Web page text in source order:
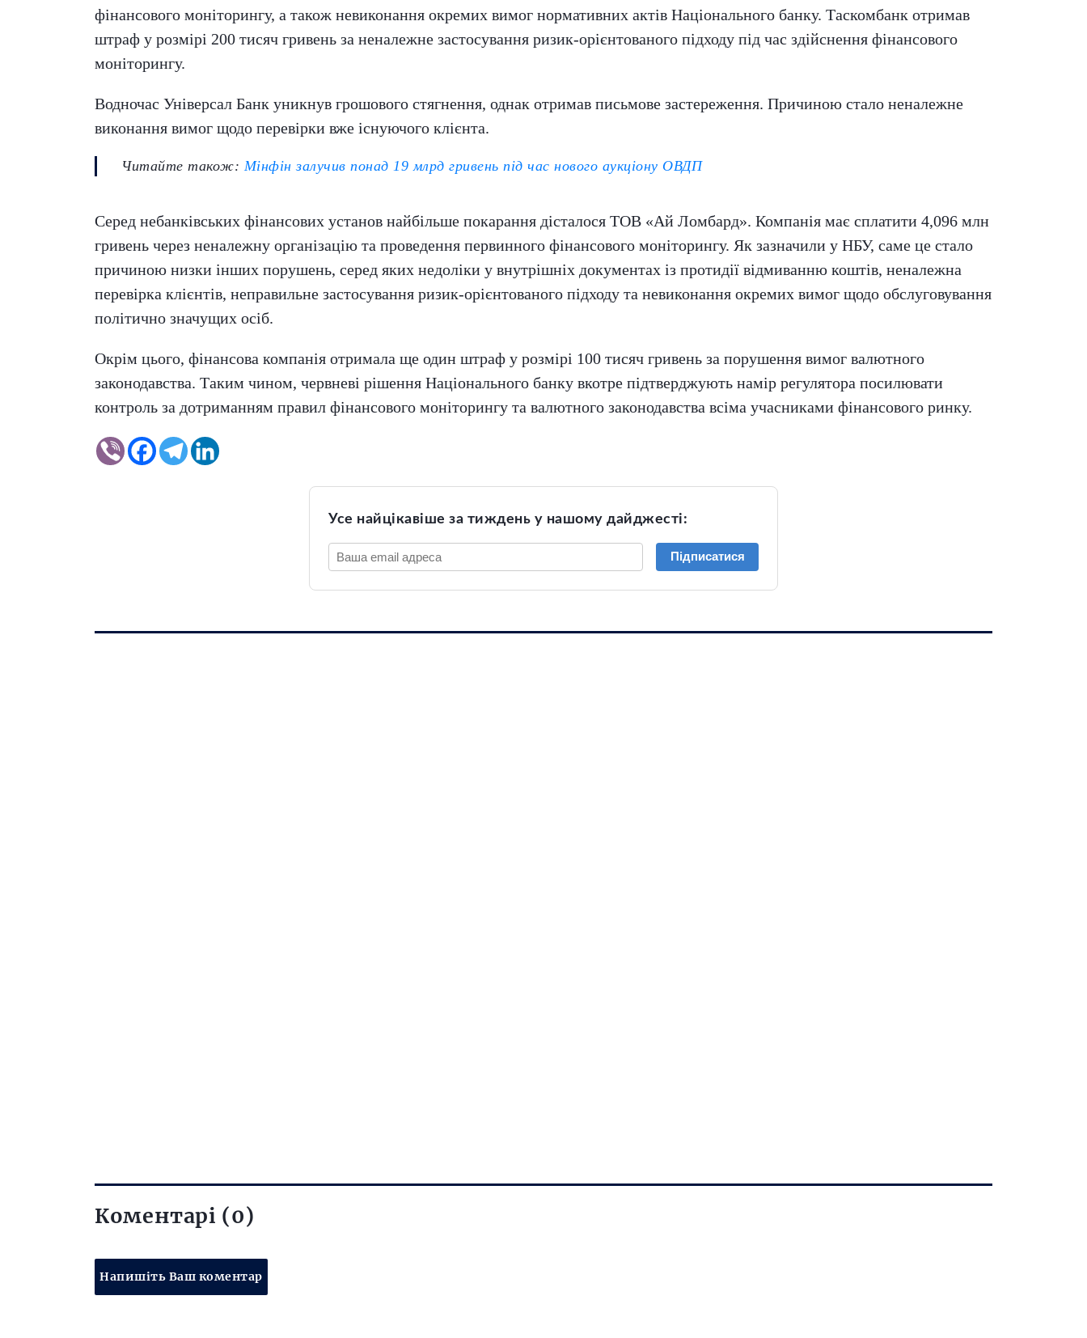
фінансового моніторингу, а також невиконання окремих вимог нормативних актів Національного банку. Таскомбанк отримав
штраф у розмірі 200 тисяч гривень за неналежне застосування ризик-орієнтованого підходу під час здійснення фінансового
моніторингу.
Водночас Універсал Банк уникнув грошового стягнення, однак отримав письмове застереження. Причиною стало неналежне
виконання вимог щодо перевірки вже існуючого клієнта.
Читайте також: Мінфін залучив понад 19 млрд гривень під час нового аукціону ОВДП
Серед небанківських фінансових установ найбільше покарання дісталося ТОВ «Ай Ломбард». Компанія має сплатити 4,096 млн
гривень через неналежну організацію та проведення первинного фінансового моніторингу. Як зазначили у НБУ, саме це стало
причиною низки інших порушень, серед яких недоліки у внутрішніх документах із протидії відмиванню коштів, неналежна
перевірка клієнтів, неправильне застосування ризик-орієнтованого підходу та невиконання окремих вимог щодо обслуговування
політично значущих осіб.
Окрім цього, фінансова компанія отримала ще один штраф у розмірі 100 тисяч гривень за порушення вимог валютного
законодавства. Таким чином, червневі рішення Національного банку вкотре підтверджують намір регулятора посилювати
контроль за дотриманням правил фінансового моніторингу та валютного законодавства всіма учасниками фінансового ринку.
Усе найцікавіше за тиждень у нашому дайджесті:
Підписатися
Коментарі (0)
Напишіть Ваш коментар